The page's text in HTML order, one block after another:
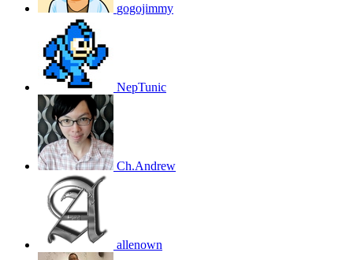
gogojimmy
NepTunic
Ch.Andrew
allenown